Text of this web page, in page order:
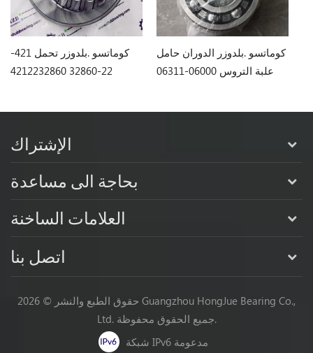
كوماتسو .بلدوزر تحمل 421-
22-32860 4212232860
كوماتسو .بلدوزر الدوران حامل
علبة التروس 06000-06311
الإشتراك
بحاجة الى مساعدة
العلامات الساخنة
اتصل بنا
حقوق الطبع والنشر © 2026 Guangzhou HongJue Bearing Co.,
Ltd. جميع الحقوق محفوظة.
شبكة IPv6 مدعومة